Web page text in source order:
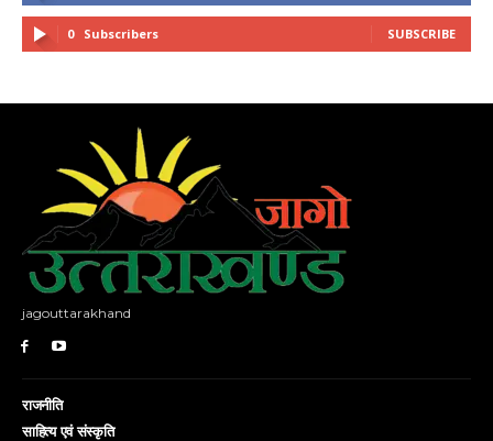
0 Subscribers SUBSCRIBE
jagouttarakhand
राजनीति
साहित्य एवं संस्कृति